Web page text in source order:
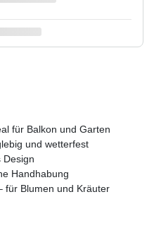
für Balkon und Garten
und wetterfest
Design
Handhabung
für Blumen und Kräuter